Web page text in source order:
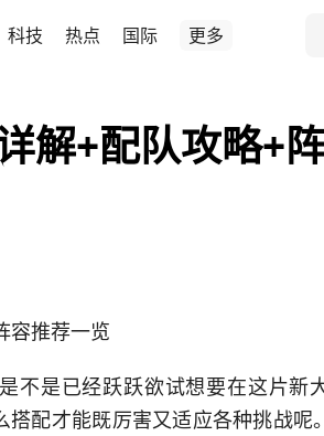
科技 热点 国际 更多
解+配队攻略+
容推荐一览
不是已经跃跃欲试想要在这片新
配才能既厉害又适应各种挑战呢